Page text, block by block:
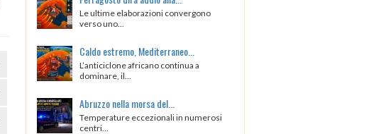
Le ultime elaborazioni convergono
verso uno...
Caldo estremo, Mediterraneo...
L’anticiclone africano continua a
dominare, il...
Abruzzo nella morsa del...
Temperature eccezionali in numerosi
centri...